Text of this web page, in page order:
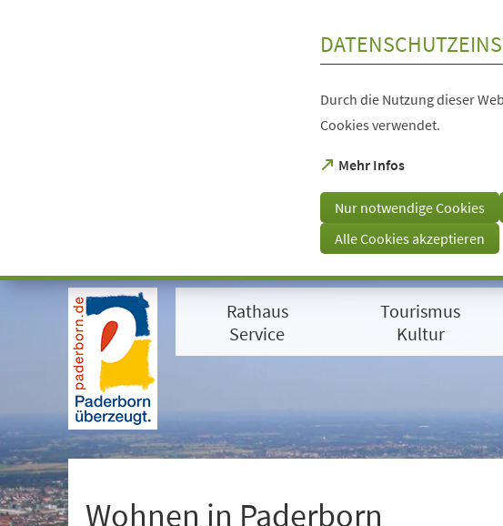
Visuelle
Assistenzsoftware
+
Durch die Nutzung dieser
Cookies verwendet.
Mehr Infos
(Öffnet
einem
neuen
Tab)
Nur notwendige Cookies
Alle Cookies akzeptieren
Rathaus
Service
Tourismus
Kultur
Wohnen in Paderborn